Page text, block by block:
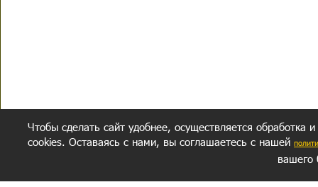
Чтобы сделать сайт удобнее, осуществляется обработка
cookies. Оставаясь с нами, вы соглашаетесь с нашей
вашего